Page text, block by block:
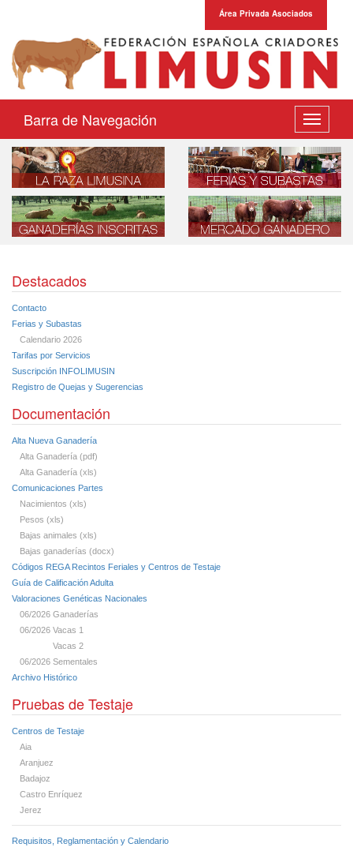
Área Privada Asociados
Barra de Navegación
Destacados
Contacto
Ferias y Subastas
Calendario 2026
Tarifas por Servicios
Suscripción INFOLIMUSIN
Registro de Quejas y Sugerencias
Documentación
Alta Nueva Ganadería
Alta Ganadería (pdf)
Alta Ganadería (xls)
Comunicaciones Partes
Nacimientos (xls)
Pesos (xls)
Bajas animales (xls)
Bajas ganaderías (docx)
Códigos REGA Recintos Feriales y Centros de Testaje
Guía de Calificación Adulta
Valoraciones Genéticas Nacionales
06/2026 Ganaderías
06/2026 Vacas 1
Vacas 2
06/2026 Sementales
Archivo Histórico
Pruebas de Testaje
Centros de Testaje
Aia
Aranjuez
Badajoz
Castro Enríquez
Jerez
Requisitos, Reglamentación y Calendario